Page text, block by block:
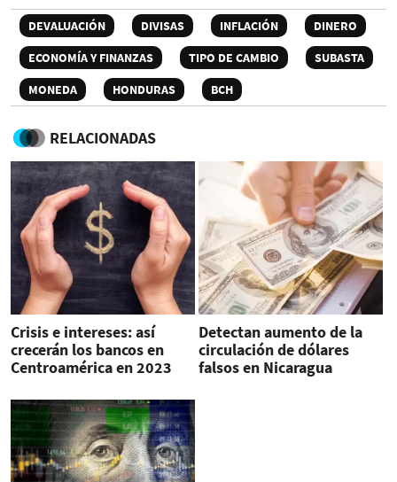
DEVALUACIÓN DIVISAS INFLACIÓN
DINERO
ECONOMÍA Y FINANZAS
TIPO DE CAMBIO
SUBASTA
MONEDA
HONDURAS BCH
RELACIONADAS
Crisis e intereses: así
crecerán los bancos en
Centroamérica en 2023
Detectan aumento de la
circulación de dólares
falsos en Nicaragua